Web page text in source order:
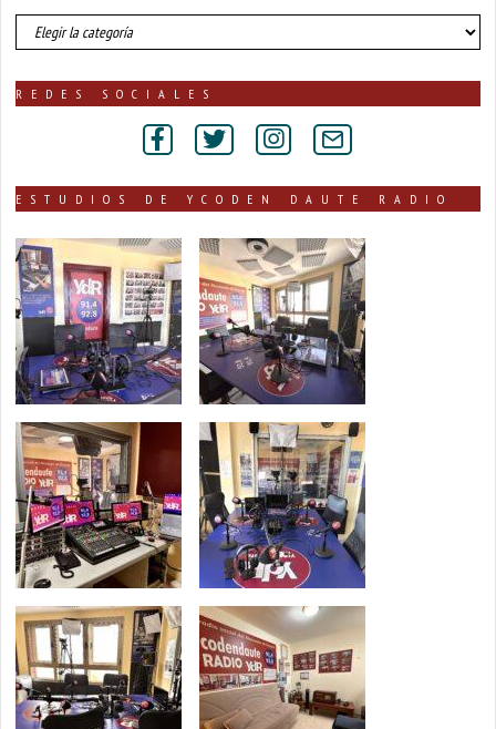
número
de
publicadas
REDES SOCIALES
ESTUDIOS DE YCODEN DAUTE RADIO